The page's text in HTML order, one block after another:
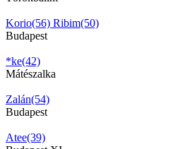
Korio(56) Ribim(50)
Budapest
*ke(42)
Mátészalka
Zalán(54)
Budapest
Atee(39)